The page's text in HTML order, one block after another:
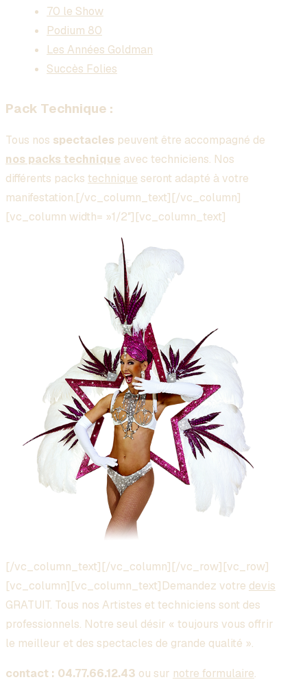
70 le Show
Podium 80
Les Années Goldman
Succès Folies
Pack Technique :
Tous nos spectacles peuvent être accompagné de
nos packs technique avec techniciens. Nos
différents packs technique seront adapté à votre
manifestation.[/vc_column_text][/vc_column]
[vc_column width= »1/2″][vc_column_text]
[/vc_column_text][/vc_column][/vc_row][vc_row]
[vc_column][vc_column_text]Demandez votre devis
GRATUIT. Tous nos Artistes et techniciens sont des
professionnels. Notre seul désir « toujours vous offrir
le meilleur et des spectacles de grande qualité ».
contact : 04.77.66.12.43 ou sur notre formulaire.